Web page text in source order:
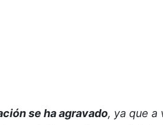
se ha agravado, ya que a